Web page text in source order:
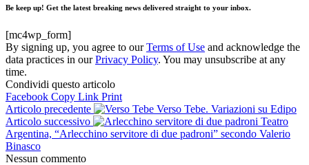
Be keep up! Get the latest breaking news delivered straight to your inbox.
[mc4wp_form]
By signing up, you agree to ourTerms of Use and acknowledge the
data practices in ourPrivacy Policy. You may unsubscribe at any
time.
Condividi questo articolo
Facebook Copy Link Print
Articolo precedente
Verso Tebe. Variazioni su Edipo
Articolo successivo
Teatro
Argentina, “Arlecchino servitore di due padroni” secondo Valerio
Binasco
Nessun commento